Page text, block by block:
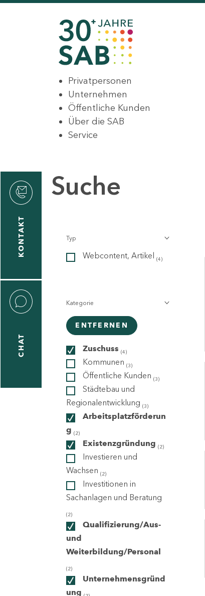
Privatpersonen
Unternehmen
Öffentliche Kunden
Über die SAB
Service
KONTAKT
CHAT
Suche
Typ
Webcontent, Artikel (4)
Kategorie
ENTFERNEN
Zuschuss (4)
Kommunen (3)
Öffentliche Kunden (3)
Städtebau und
Regionalentwicklung (3)
Arbeitsplatzförderun
g (2)
Existenzgründung (2)
Investieren und
Wachsen (2)
Investitionen in
Sachanlagen und Beratung
(2)
Qualifizierung/Aus-
und
Weiterbildung/Personal
(2)
Unternehmensgründ
ung